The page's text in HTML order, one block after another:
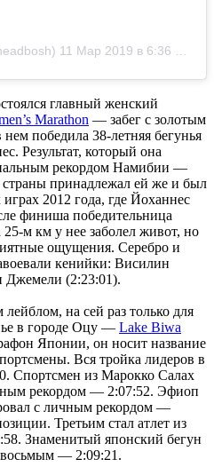
11 Мар 2019 в 6:36 PDT
главный женский
Marathon — забег с золотым
победила 38-летняя бегунья
Результат, который она
рекордом Намибии —
принадлежал ей же и был
2012 года, где Йоханнес
финиша победительница
м км у нее заболел живот, но
ощущения. Серебро и
кенийки: Висилин
Джемели (2:23:01).
на сей раз только для
в городе Оцу — Lake Biwa
Японии, он носит название
Вся тройка лидеров в
Спортсмен из Марокко Салах
рекордом — 2:07:52. Эфиоп
с личным рекордом —
Третьим стал атлет из
Знаменитый японский бегун
— 2:09:21.